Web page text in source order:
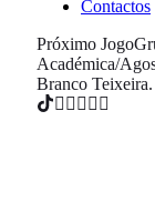
Contactos
Próximo Jogo
Académica/
Branco Teixeira.